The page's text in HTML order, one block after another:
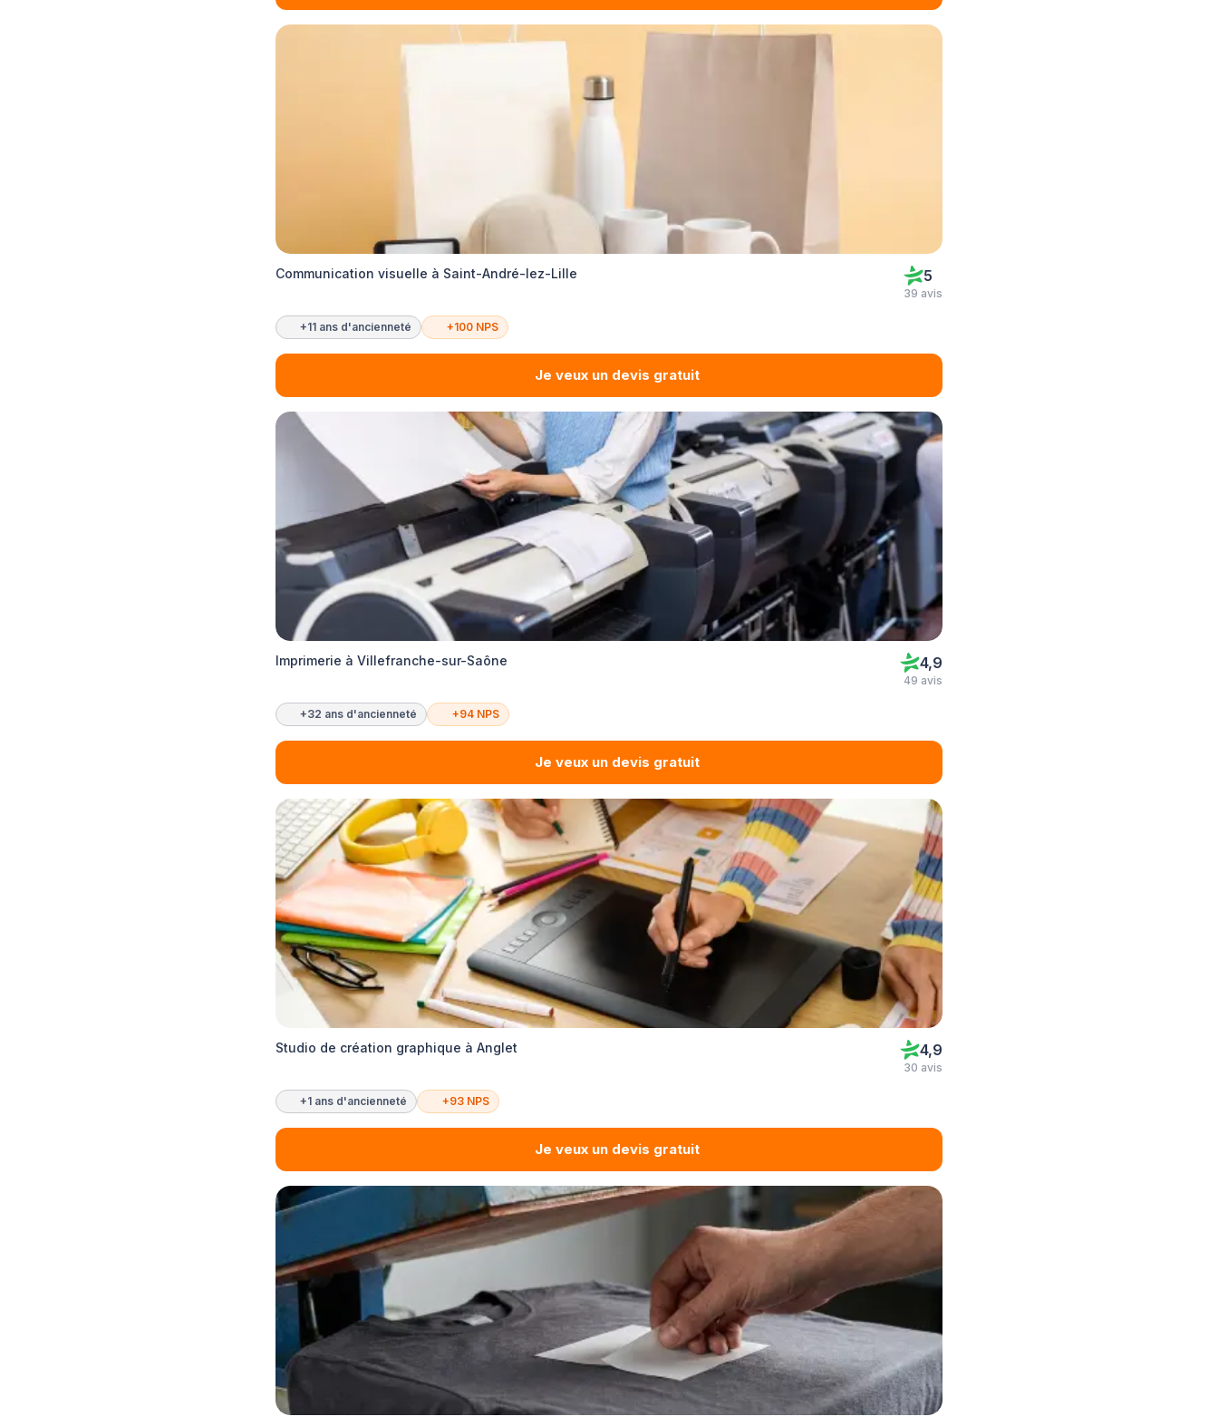
Communication visuelle à Saint-André-lez-Lille 5
39 avis
+11 ans d'ancienneté +100 NPS
Je veux un devis gratuit
Imprimerie à Villefranche-sur-Saône 4,9
49 avis
+32 ans d'ancienneté +94 NPS
Je veux un devis gratuit
Studio de création graphique à Anglet 4,9
30 avis
+1 ans d'ancienneté +93 NPS
Je veux un devis gratuit